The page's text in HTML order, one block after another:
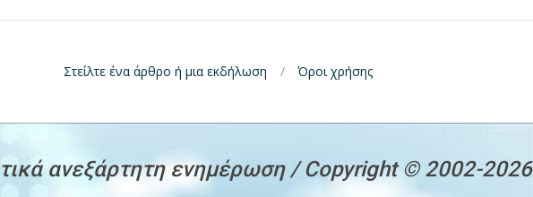
Στείλτε ένα άρθρο ή μια εκδήλωση Όροι χρήσης
ανεξάρτητη ενημέρωση / Copyright © 2002-2026